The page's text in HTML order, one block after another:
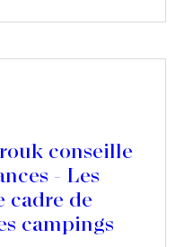
conseille
- Les
cadre de
campings